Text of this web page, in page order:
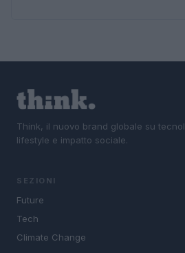
Think, il nuovo brand globale su
lifestyle e impatto sociale.
SEZIONI
Future
Tech
Climate Change